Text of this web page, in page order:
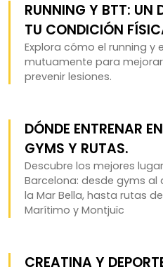
RUNNING Y BTT: UN
TU CONDICIÓN
Explora cómo el running y
mutuamente para
prevenir lesiones.
DÓNDE ENTRENAR
GYMS Y RUTAS.
Descubre los mejores
Barcelona: desde gyms al
la Mar Bella, hasta rutas
Marítimo y Montjuïc
CREATINA Y